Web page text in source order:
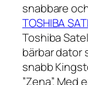
snabbare
TOSHIBA
Toshiba
bärbar dator
snabb
”Zena”. Med